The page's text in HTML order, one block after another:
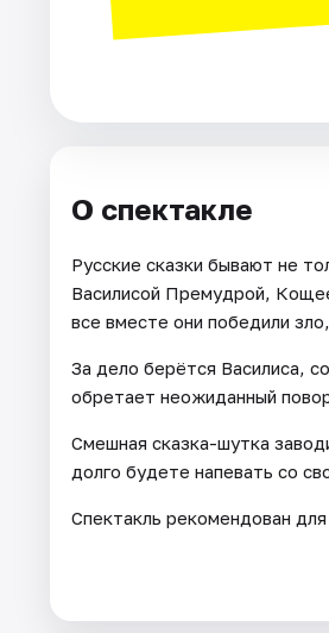
О спектакле
Русские сказки бывают не
Василисой Премудрой,
все вместе они победили
За дело берётся Василиса,
обретает неожиданный
Смешная сказка-шутка
долго будете напевать со
Спектакль рекомендован